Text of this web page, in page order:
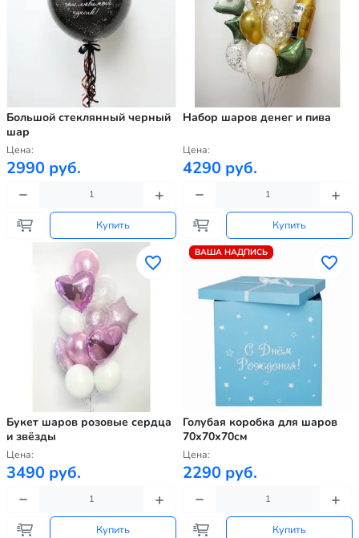
Большой стеклянный черный
шар
Цена:
2990 руб.
Купить
Набор шаров денег и пива
Цена:
4290 руб.
Купить
Букет шаров розовые сердца
и звёзды
Цена:
3490 руб.
Купить
ВАША НАДПИСЬ
Голубая коробка для шаров
70х70х70см
Цена:
2290 руб.
Купить